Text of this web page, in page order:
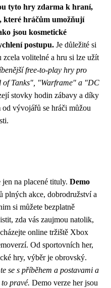
tyto hry zdarma k hraní,
které hráčům umožňují
jsou kosmetické
postupu. Je důležité si
zcela volitelné a hru si lze užít
free-to-play hry pro
of Tanks", "Warframe" a "DC
stovky hodin zábavy a díky
vývojářů se hráči můžou
na placené tituly. Demo
plných akce, dobrodružství a
si můžete bezplatně
zda vás zaujmou natolik,
online tržiště Xbox
Od sportovních her,
hry, výběr je obrovský.
se s příběhem a postavami a
pravé. Demo verze her jsou